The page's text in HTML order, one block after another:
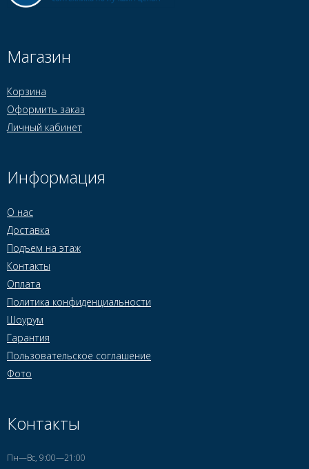
Магазин
Корзина
Оформить заказ
Личный кабинет
Информация
О нас
Доставка
Подъем на этаж
Контакты
Оплата
Политика конфиденциальности
Шоурум
Гарантия
Пользовательское соглашение
Фото
Контакты
Пн—Вс, 9:00—21:00